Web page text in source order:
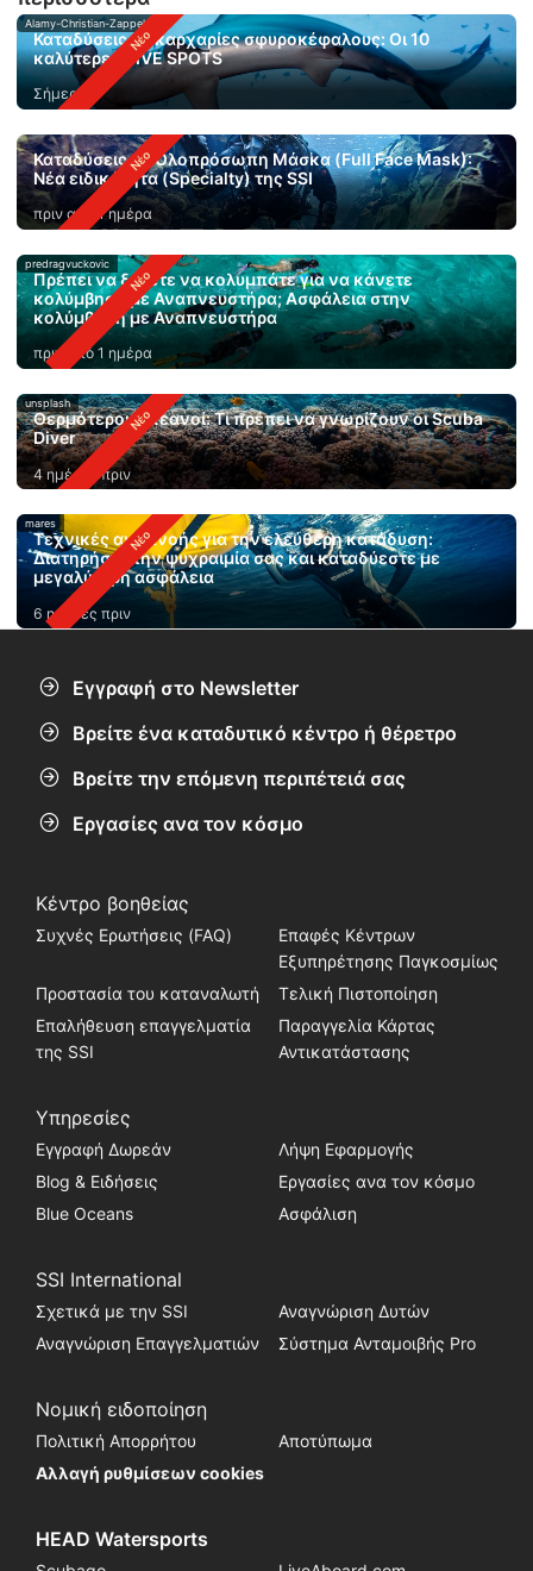
Alamy-Christian-Zappel
Καταδύσεις με καρχαρίες σφυροκέφαλους: Οι 10
καλύτερες DIVE SPOTS
Σήμερα
Καταδύσεις με Ολοπρόσωπη Μάσκα (Full Face Mask):
Νέα ειδικότητα (Specialty) της SSI
πριν από 1 ημέρα
predragvuckovic
Πρέπει να ξέρετε να κολυμπάτε για να κάνετε
κολύμβηση με Αναπνευστήρα; Ασφάλεια στην
κολύμβηση με Αναπνευστήρα
πριν από 1 ημέρα
unsplash
Θερμότεροι ωκεανοί: Τι πρέπει να γνωρίζουν οι Scuba
Diver
4 ημέρες πριν
mares
Τεχνικές αναπνοής για την ελεύθερη κατάδυση:
Διατηρήστε την ψυχραιμία σας και καταδύεστε με
μεγαλύτερη ασφάλεια
6 ημέρες πριν
Εγγραφή στο Newsletter
Βρείτε ένα καταδυτικό κέντρο ή θέρετρο
Βρείτε την επόμενη περιπέτειά σας
Εργασίες ανα τον κόσμο
Κέντρο βοηθείας
Συχνές Ερωτήσεις (FAQ)
Επαφές Κέντρων
Εξυπηρέτησης Παγκοσμίως
Προστασία του καταναλωτή
Τελική Πιστοποίηση
Επαλήθευση επαγγελματία
της SSI
Παραγγελία Κάρτας
Αντικατάστασης
Υπηρεσίες
Εγγραφή Δωρεάν
Λήψη Εφαρμογής
Blog & Ειδήσεις
Εργασίες ανα τον κόσμο
Blue Oceans
Ασφάλιση
SSI International
Σχετικά με την SSI
Αναγνώριση Δυτών
Αναγνώριση Επαγγελματιών
Σύστημα Ανταμοιβής Pro
Νομική ειδοποίηση
Πολιτική Απορρήτου
Αποτύπωμα
Αλλαγή ρυθμίσεων cookies
HEAD Watersports